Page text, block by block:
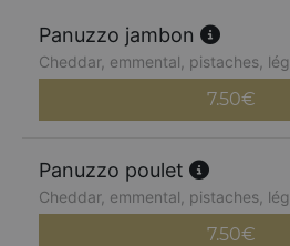
Panuzzo jambon
Cheddar, emmental, pistaches,
7.50€
Panuzzo poulet
Cheddar, emmental, pistaches,
7.50€